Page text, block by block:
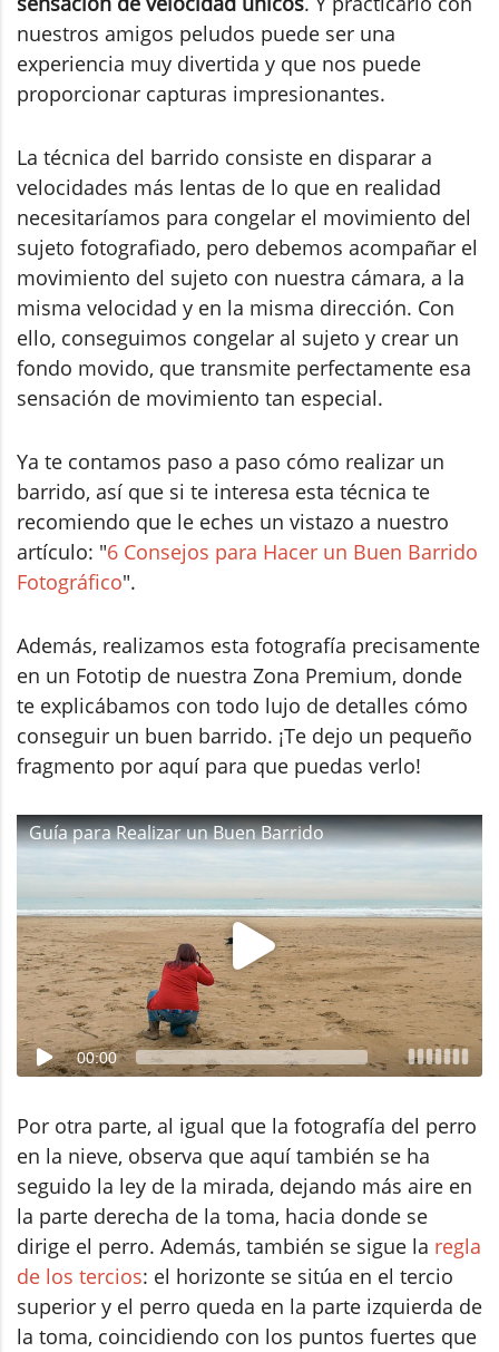
nuestros amigos peludos puede ser una
experiencia muy divertida y que nos puede
proporcionar capturas impresionantes.
La técnica del barrido consiste en disparar a
velocidades más lentas de lo que en realidad
necesitaríamos para congelar el movimiento del
sujeto fotografiado, pero debemos acompañar el
movimiento del sujeto con nuestra cámara, a la
misma velocidad y en la misma dirección. Con
ello, conseguimos congelar al sujeto y crear un
fondo movido, que transmite perfectamente esa
sensación de movimiento tan especial.
Ya te contamos paso a paso cómo realizar un
barrido, así que si te interesa esta técnica te
recomiendo que le eches un vistazo a nuestro
artículo: "6 Consejos para Hacer un Buen Barrido
Fotográfico".
Además, realizamos esta fotografía precisamente
en un Fototip de nuestra Zona Premium, donde
te explicábamos con todo lujo de detalles cómo
conseguir un buen barrido. ¡Te dejo un pequeño
fragmento por aquí para que puedas verlo!
Guía para Realizar un Buen Barrido
00:00
Por otra parte, al igual que la fotografía del perro
en la nieve, observa que aquí también se ha
seguido la ley de la mirada, dejando más aire en
la parte derecha de la toma, hacia donde se
dirige el perro. Además, también se sigue la regla
de los tercios: el horizonte se sitúa en el tercio
superior y el perro queda en la parte izquierda de
la toma, coincidiendo con los puntos fuertes que